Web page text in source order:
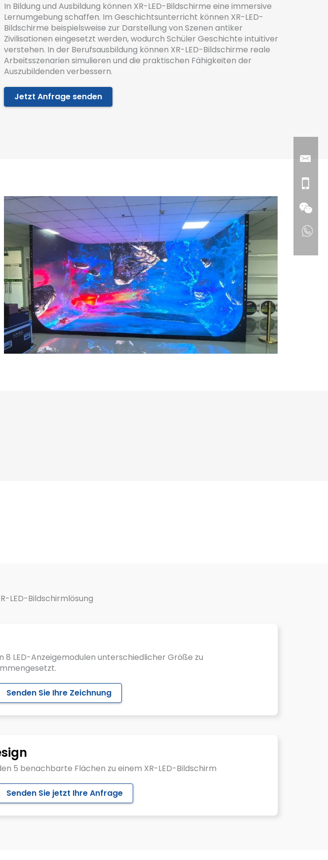
In Bildung und Ausbildung können XR-LED-Bildschirme eine immersive
Lernumgebung schaffen. Im Geschichtsunterricht können XR-LED-
Bildschirme beispielsweise zur Darstellung von Szenen antiker
Zivilisationen eingesetzt werden, wodurch Schüler Geschichte intuitiver
verstehen. In der Berufsausbildung können XR-LED-Bildschirme reale
Arbeitsszenarien simulieren und die praktischen Fähigkeiten der
Auszubildenden verbessern.
Jetzt Anfrage senden
LED-Bildschirmlösung
8 LED-Anzeigemodulen unterschiedlicher Größe zu
Senden Sie Ihre Zeichnung
5 benachbarte Flächen zu einem XR-LED-Bildschirm
Senden Sie jetzt Ihre Anfrage